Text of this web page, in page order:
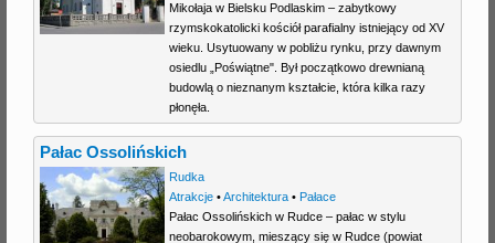
Mikołaja w Bielsku Podlaskim – zabytkowy
rzymskokatolicki kościół parafialny istniejący od XV
wieku. Usytuowany w pobliżu rynku, przy dawnym
osiedlu „Poświątne". Był początkowo drewnianą
budowlą o nieznanym kształcie, która kilka razy
płonęła.
Pałac Ossolińskich
Rudka
Atrakcje•Architektura• Pałace
Pałac Ossolińskich w Rudce – pałac w stylu
neobarokowym, mieszący się w Rudce (powiat